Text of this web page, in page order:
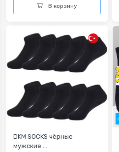
В корзину
DKM SOCKS чёрные
мужские ...